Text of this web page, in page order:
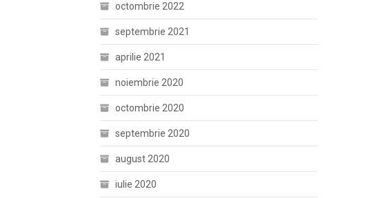
octombrie 2022
septembrie 2021
aprilie 2021
noiembrie 2020
octombrie 2020
septembrie 2020
august 2020
iulie 2020